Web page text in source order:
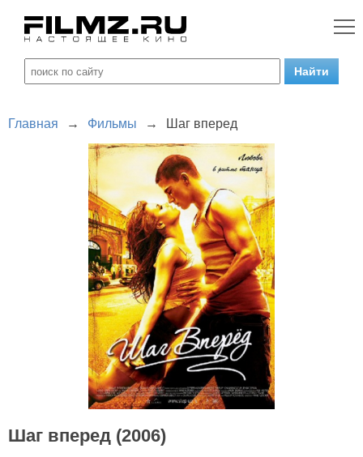
Главная → Фильмы → Шаг вперед
Шаг вперед (2006)